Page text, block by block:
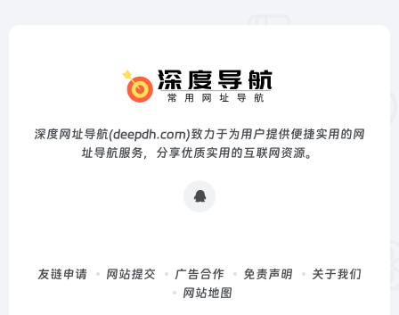
深度网址导航(deepdh.com)致力于为用户提供便捷实用的网
址导航服务，分享优质实用的互联网资源。
友链申请 网站提交 广告合作 免责声明
关于我们
网站地图